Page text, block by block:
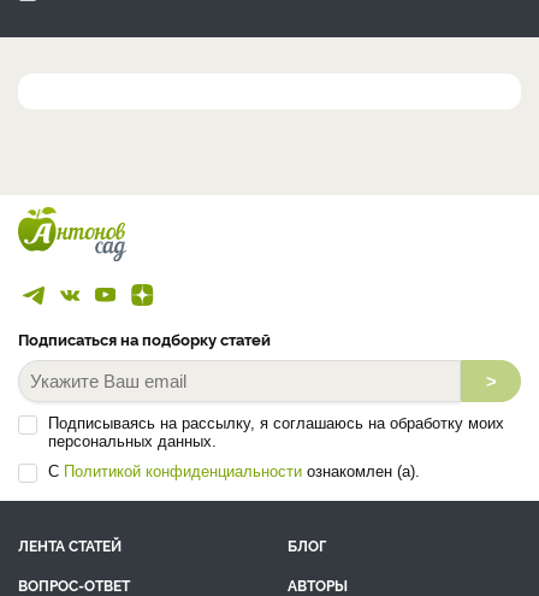
Подписаться на подборку статей
>
Подписываясь на рассылку, я соглашаюсь на обработку моих
персональных данных.
С Политикой конфиденциальности ознакомлен (а).
ЛЕНТА СТАТЕЙ
БЛОГ
ВОПРОС-ОТВЕТ
АВТОРЫ